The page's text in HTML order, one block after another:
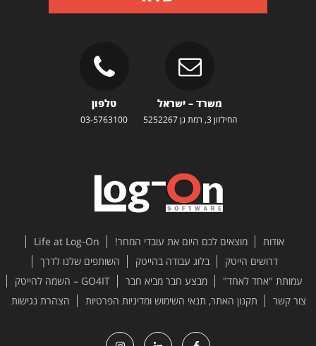
משרד – ישראל
החילזון 3, רמת גן 5252267
טלפון
03-5763100
אודות מוצאים לכם היום את עובדי המחר!
Life at Log-On
דרושים הייטק
בלוג עבודה בהייטק
השותפים שלנו לדרך
עמותת "אחד לאחד"
מבצע חבר מביא חבר
GO4IT – השמה להייטק
צור קשר
תקנון האתר, תנאי השימוש ומדיניות הפרטיות הצהרת נגישות